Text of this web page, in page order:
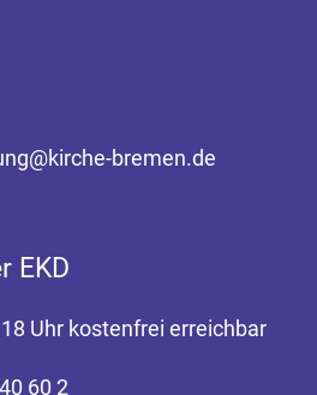
bremen.de
EKD
Uhr kostenfrei erreichbar
60 2